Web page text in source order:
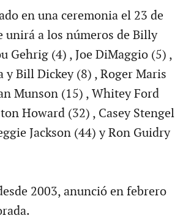
en una ceremonia el 23 de
unirá a los números de Billy
Gehrig (4) , Joe DiMaggio (5) ,
y Bill Dickey (8) , Roger Maris
Munson (15) , Whitey Ford
Howard (32) , Casey Stengel
Jackson (44) y Ron Guidry
2003, anunció en febrero